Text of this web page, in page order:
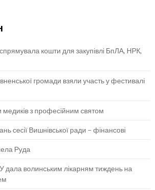
кошти для закупівлі БпЛА, НРК,
громади взяли участь у фестивалі
медиків з професійним святом
сесії Вишнівської ради – фінансові
Руда
дала волинським лікарням тиждень на